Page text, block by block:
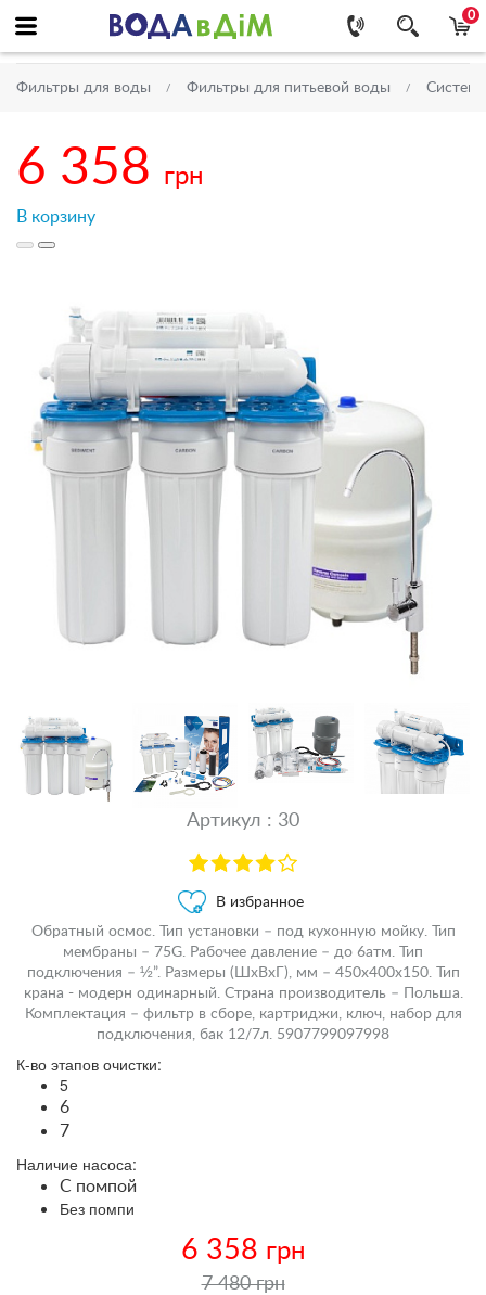
0
Фильтры для воды Фильтры для питьевой воды
6 358 грн
В корзину
Артикул : 30
В избранное
Обратный осмос. Тип установки – под кухонную мойку. Тип
мембраны – 75G. Рабочее давление – до 6атм. Тип
подключения – ½”. Размеры (ШхВхГ), мм – 450х400х150. Тип
крана - модерн одинарный. Страна производитель – Польша.
Комплектация – фильтр в сборе, картриджи, ключ, набор для
подключения, бак 12/7л. 5907799097998
К-во этапов очистки:
5
6
7
Наличие насоса:
С помпой
Без помпи
6 358 грн
7 480 грн